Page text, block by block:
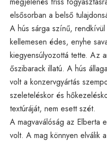
elsősorban a belső
A hús sárga színű,
kellemesen édes, enyhe
kiegyensúlyozottá tette. Az
őszibarack illatú. A hús
volt a konzervgyártás
szeleteléskor és
textúráját, nem esett szét.
A magvaválóság az Elberta
volt. A mag könnyen elválik